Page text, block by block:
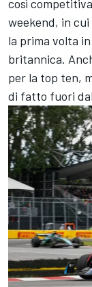
così
weekend, in
la prima volta
britannica.
per la top ten,
di fatto fuori